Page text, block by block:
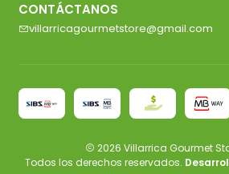
CONTÁCTANOS
villarricagourmetstore@gmail.com
2026 Villarrica Gourmet
Todos los derechos reservados.